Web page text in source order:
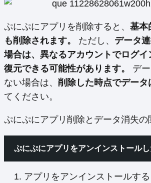
ぷにぷにアプリを削除すると、 基本
も削除されます。
ただし、 データ
場合は、異なるアカウントでログイ
復元できる可能性があります。
デ
ない場合は、 削除した時点でデータ
てください。
ぷにぷにアプリ削除とデータ消失の
ぷにぷにアプリをアンインストール
アプリをアンインストールする